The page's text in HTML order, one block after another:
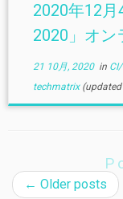
2020年12月
2020」オン
21 10月, 2020in
techmatrix(updated
← Older posts